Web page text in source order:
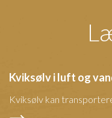
Kviksølv i luft og
Kviksølv kan